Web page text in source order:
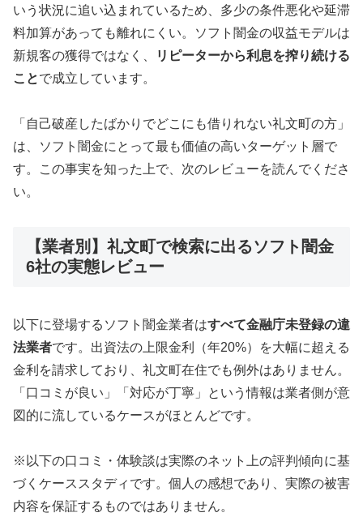
いう状況に追い込まれているため、多少の条件悪化や延滞
料加算があっても離れにくい。ソフト闇金の収益モデルは
新規客の獲得ではなく、
リピーターから利息を搾り続ける
ことで成立しています。
「自己破産したばかりでどこにも借りれない礼文町の方」
は、ソフト闇金にとって最も価値の高いターゲット層で
す。この事実を知った上で、次のレビューを読んでくださ
い。
【業者別】礼文町で検索に出るソフト闇金
6社の実態レビュー
以下に登場するソフト闇金業者はすべて金融庁未登録の違
法業者です。出資法の上限金利（年20%）を大幅に超える
金利を請求しており、礼文町在住でも例外はありません。
「口コミが良い」「対応が丁寧」という情報は業者側が意
図的に流しているケースがほとんどです。
※以下の口コミ・体験談は実際のネット上の評判傾向に基
づくケーススタディです。個人の感想であり、実際の被害
内容を保証するものではありません。